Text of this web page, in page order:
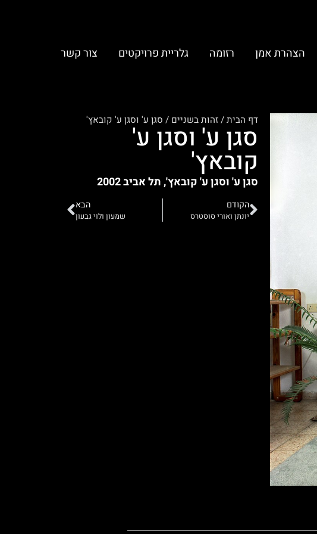
הצהרת אמן רזומה גלריית פרויקטים צור קשר
דף הבית/זהות בשניים / סגן ע' וסגן ע' קובאץ'
סגן ע' וסגן ע'
קובאץ'
סגן ע' וסגן ע' קובאץ', תל אביב 2002
הקודם
יונתן ואורי סוסטרס
הבא
שמעון ולוי גבעון